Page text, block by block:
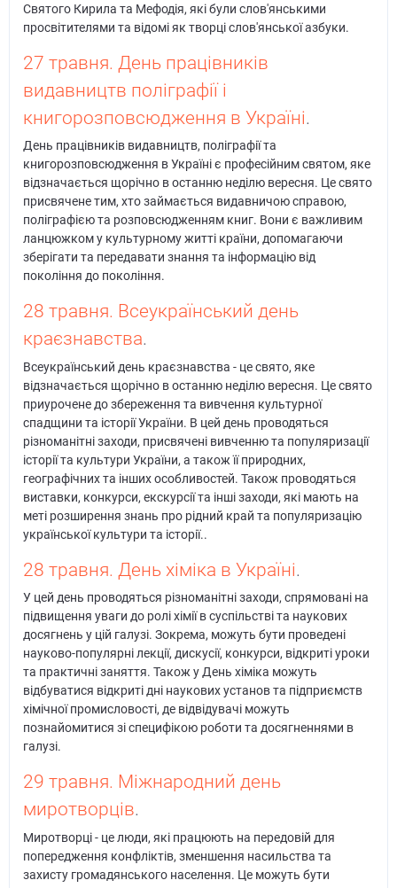
Святого Кирила та Мефодія, які були слов'янськими
просвітителями та відомі як творці слов'янської азбуки.
27 травня. День працівників
видавництв поліграфії і
книгорозповсюдження в Україні.
День працівників видавництв, поліграфії та
книгорозповсюдження в Україні є професійним святом, яке
відзначається щорічно в останню неділю вересня. Це свято
присвячене тим, хто займається видавничою справою,
поліграфією та розповсюдженням книг. Вони є важливим
ланцюжком у культурному житті країни, допомагаючи
зберігати та передавати знання та інформацію від
покоління до покоління.
28 травня. Всеукраїнський день
краєзнавства.
Всеукраїнський день краєзнавства - це свято, яке
відзначається щорічно в останню неділю вересня. Це свято
приурочене до збереження та вивчення культурної
спадщини та історії України. В цей день проводяться
різноманітні заходи, присвячені вивченню та популяризації
історії та культури України, а також її природних,
географічних та інших особливостей. Також проводяться
виставки, конкурси, екскурсії та інші заходи, які мають на
меті розширення знань про рідний край та популяризацію
української культури та історії..
28 травня. День хіміка в Україні.
У цей день проводяться різноманітні заходи, спрямовані на
підвищення уваги до ролі хімії в суспільстві та наукових
досягнень у цій галузі. Зокрема, можуть бути проведені
науково-популярні лекції, дискусії, конкурси, відкриті уроки
та практичні заняття. Також у День хіміка можуть
відбуватися відкриті дні наукових установ та підприємств
хімічної промисловості, де відвідувачі можуть
познайомитися зі специфікою роботи та досягненнями в
галузі.
29 травня. Міжнародний день
миротворців.
Миротворці - це люди, які працюють на передовій для
попередження конфліктів, зменшення насильства та
захисту громадянського населення. Це можуть бути